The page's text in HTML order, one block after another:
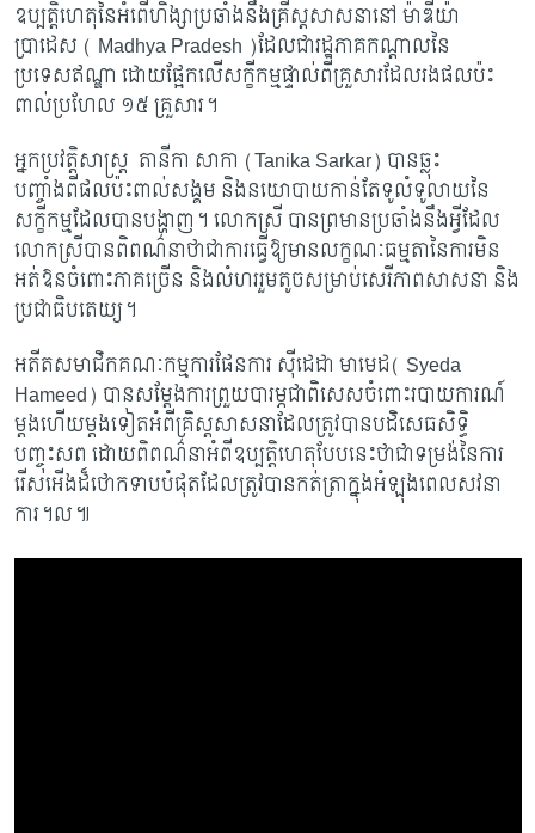
ឧប្បត្តិហេតុនៃអំពើហិង្សាប្រឆាំងនឹងគ្រីស្តសាសនានៅ ម៉ាឌីយ៉ា
ប្រាដេស ( Madhya Pradesh )ដែលជារដ្ឋភាគកណ្តាលនៃ
ប្រទេសឥណ្ឌា ដោយផ្អែកលើសក្ខីកម្មផ្ទាល់ពីគ្រួសារដែលរងផលប៉ះ
ពាល់ប្រហែល ១៥ គ្រួសារ។
អ្នកប្រវត្តិសាស្ត្រ តានីកា សាកា (Tanika Sarkar) បានឆ្លុះ
បញ្ចាំងពីផលប៉ះពាល់សង្គម និងនយោបាយកាន់តែទូលំទូលាយនៃ
សក្ខីកម្មដែលបានបង្ហាញ។ លោកស្រី បានព្រមានប្រឆាំងនឹងអ្វីដែល
លោកស្រីបានពិពណ៌នាថាជាការធ្វើឱ្យមានលក្ខណៈធម្មតានៃការមិន
អត់ឱនចំពោះភាគច្រើន និងលំហររួមតូចសម្រាប់សេរីភាពសាសនា និង
ប្រជាធិបតេយ្យ។
អតីតសមាជិកគណៈកម្មការផែនការ ស៊ីដេដា មាមេដ( Syeda
Hameed) បានសម្តែងការព្រួយបារម្ភជាពិសេសចំពោះរបាយការណ៍
ម្តងហើយម្តងទៀតអំពីគ្រិស្តសាសនាដែលត្រូវបានបដិសេធសិទ្ធិ
បញ្ចុះសព ដោយពិពណ៌នាអំពីឧប្បត្តិហេតុបែបនេះថាជាទម្រង់នៃការ
រើសអើងដ៏ថោកទាបបំផុតដែលត្រូវបានកត់ត្រាក្នុងអំឡុងពេលសវនា
ការ។ល៕